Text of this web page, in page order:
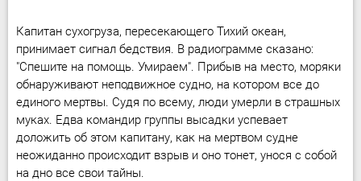
Капитан сухогруза, пересекающего Тихий океан,
принимает сигнал бедствия. В радиограмме сказано:
"Спешите на помощь. Умираем". Прибыв на место, моряки
обнаруживают неподвижное судно, на котором все до
единого мертвы. Судя по всему, люди умерли в страшных
муках. Едва командир группы высадки успевает
доложить об этом капитану, как на мертвом судне
неожиданно происходит взрыв и оно тонет, унося с собой
на дно все свои тайны.